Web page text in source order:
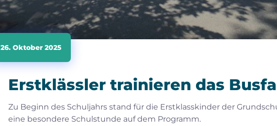
26. Oktober 2025
Erstklässler trainieren das
Zu Beginn des Schuljahrs stand für die Erstklasskinder der
eine besondere Schulstunde auf dem Programm.